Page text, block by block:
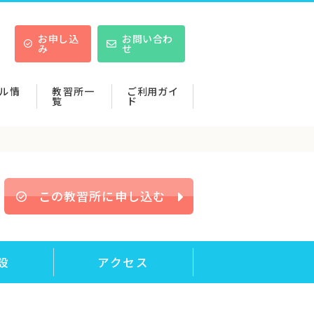
お申し込
み
お問い合わ
せ
情 教習所一
覧
ご利用ガイ
ド
この教習所に申し込む
アクセス